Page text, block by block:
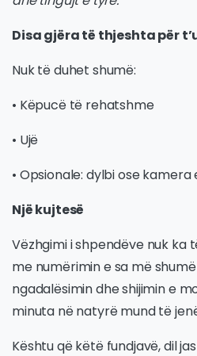
Disa gjëra të thjeshta për
Nuk të duhet shumë:
• Këpucë të rehatshme
• Ujë
• Opsionale: dylbi ose
Një kujtesë
Vëzhgimi i shpendëve nuk ka
me numërimin e sa më
ngadalësimin dhe shijimin e
minuta në natyrë mund të
Kështu që këtë fundjavë, dil